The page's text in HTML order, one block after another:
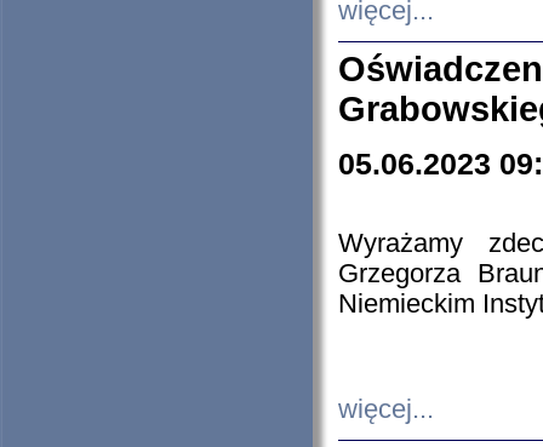
więcej...
05.06.2023
Wyrażamy
Grzegorza
Niemieckim
więcej...